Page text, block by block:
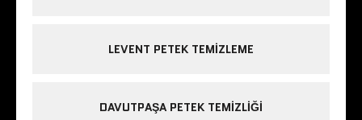
LEVENT PETEK TEMIZLEME
DAVUTPAŞA PETEK TEMIZLIĞI